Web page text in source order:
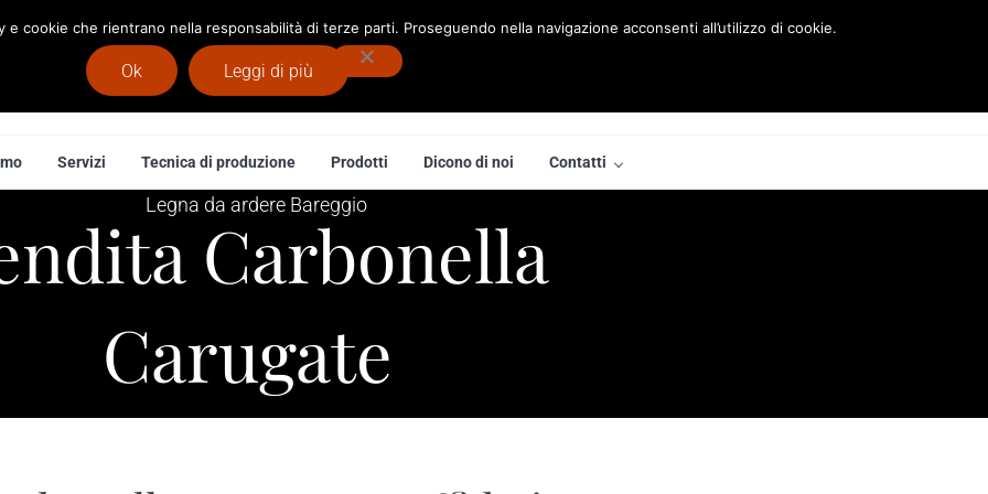
Servizi Tecnica di produzione Prodotti Dicono di noi Contatti
Carbonella
Carugate
cookie che rientrano nella responsabilità di terze parti. Proseguendo nella navigazione acconsenti all’utilizzo di cookie.
Ok Leggi di più